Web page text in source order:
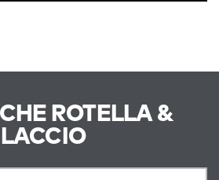
ROTELLA &
LACCIO